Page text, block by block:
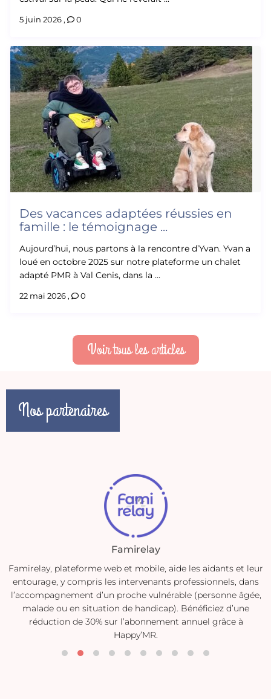
5 juin 2026 , 0
Des vacances adaptées réussies en
famille : le témoignage ...
Aujourd’hui, nous partons à la rencontre d’Yvan. Yvan a
loué en octobre 2025 sur notre plateforme un chalet
adapté PMR à Val Cenis, dans la ...
22 mai 2026 , 0
Voir tous les articles
Nos partenaires
et leur
dans
âgée,
Tombée du nid
Avec son application "le
du nid",
Tombée du nid met en lien des bénévoles et des
dont les enfants sont en situation de handicap.
l'appli pour rejoindre un formidable réseau